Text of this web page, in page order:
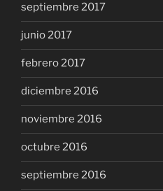
septiembre 2017
junio 2017
febrero 2017
diciembre 2016
noviembre 2016
octubre 2016
septiembre 2016